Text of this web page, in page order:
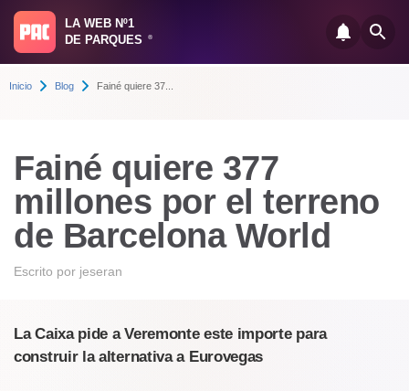
LA WEB Nº1
DE PARQUES
®
Inicio Blog Fainé quiere 37...
Fainé quiere 377
millones por el terreno
de Barcelona World
Escrito por jeseran
La Caixa pide a Veremonte este importe para
construir la alternativa a Eurovegas